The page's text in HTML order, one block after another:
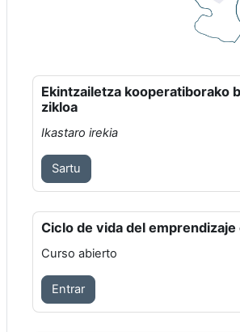
Ekintzailetza kooperatiborako
zikloa
Ikastaro irekia
Sartu
Ciclo de vida del
Curso abierto
Entrar